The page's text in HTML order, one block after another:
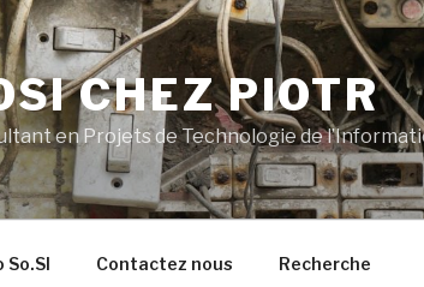
CHEZ PIOTR
en Projets de Technologie de
So.SI Contactez nous Recherche